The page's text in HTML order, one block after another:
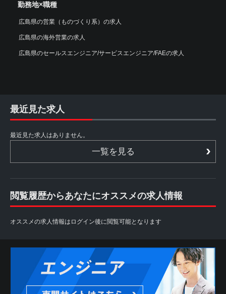
勤務地×職種
広島県の営業（ものづくり系）の求人
広島県の海外営業の求人
広島県のセールスエンジニア/サービスエンジニア/FAEの求人
最近見た求人
最近見た求人はありません。
一覧を見る
閲覧履歴からあなたにオススメの求人情報
オススメの求人情報はログイン後に閲覧可能となります